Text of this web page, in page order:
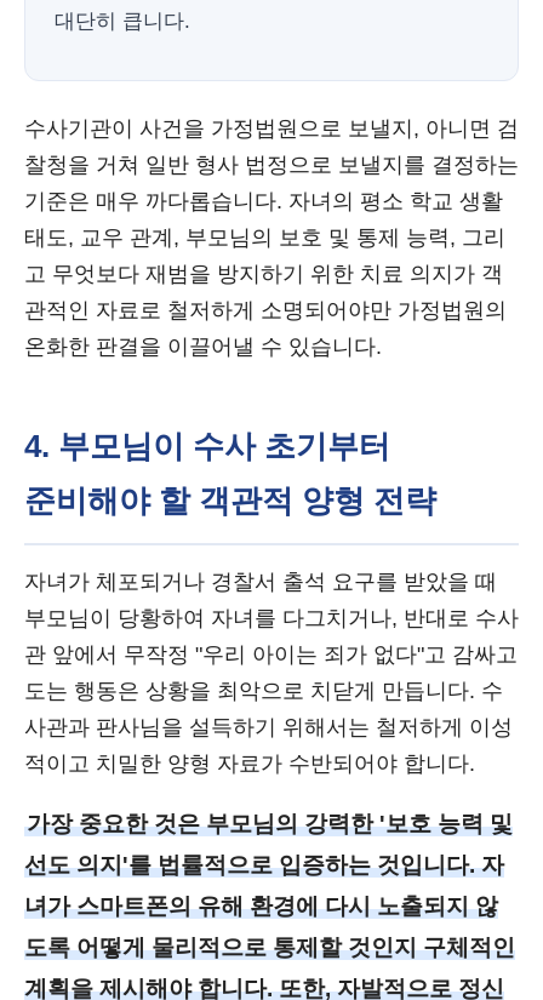
대단히 큽니다.
수사기관이 사건을 가정법원으로 보낼지, 아니면 검
찰청을 거쳐 일반 형사 법정으로 보낼지를 결정하는
기준은 매우 까다롭습니다. 자녀의 평소 학교 생활
태도, 교우 관계, 부모님의 보호 및 통제 능력, 그리
고 무엇보다 재범을 방지하기 위한 치료 의지가 객
관적인 자료로 철저하게 소명되어야만 가정법원의
온화한 판결을 이끌어낼 수 있습니다.
4. 부모님이 수사 초기부터
준비해야 할 객관적 양형 전략
자녀가 체포되거나 경찰서 출석 요구를 받았을 때
부모님이 당황하여 자녀를 다그치거나, 반대로 수사
관 앞에서 무작정 "우리 아이는 죄가 없다"고 감싸고
도는 행동은 상황을 최악으로 치닫게 만듭니다. 수
사관과 판사님을 설득하기 위해서는 철저하게 이성
적이고 치밀한 양형 자료가 수반되어야 합니다.
가장 중요한 것은 부모님의 강력한 '보호 능력 및
선도 의지'를 법률적으로 입증하는 것입니다. 자
녀가 스마트폰의 유해 환경에 다시 노출되지 않
도록 어떻게 물리적으로 통제할 것인지 구체적인
계획을 제시해야 합니다. 또한, 자발적으로 정신